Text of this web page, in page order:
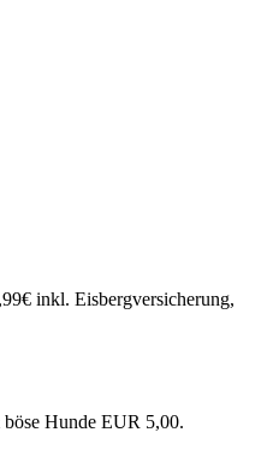
inkl. Eisbergversicherung,
Hunde EUR 5,00.